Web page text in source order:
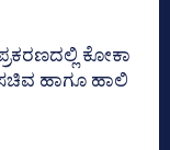
ಕೋಕಾ
ಹಾಗೂ ಹಾಲಿ